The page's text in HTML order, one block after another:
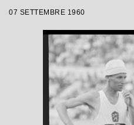
07 SETTEMBRE 1960